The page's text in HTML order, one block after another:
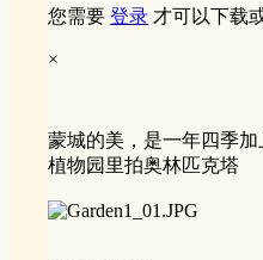
您需要 登录 才可以下载
×
蒙城的美，是一年四季加
植物园里拍奥林匹克塔